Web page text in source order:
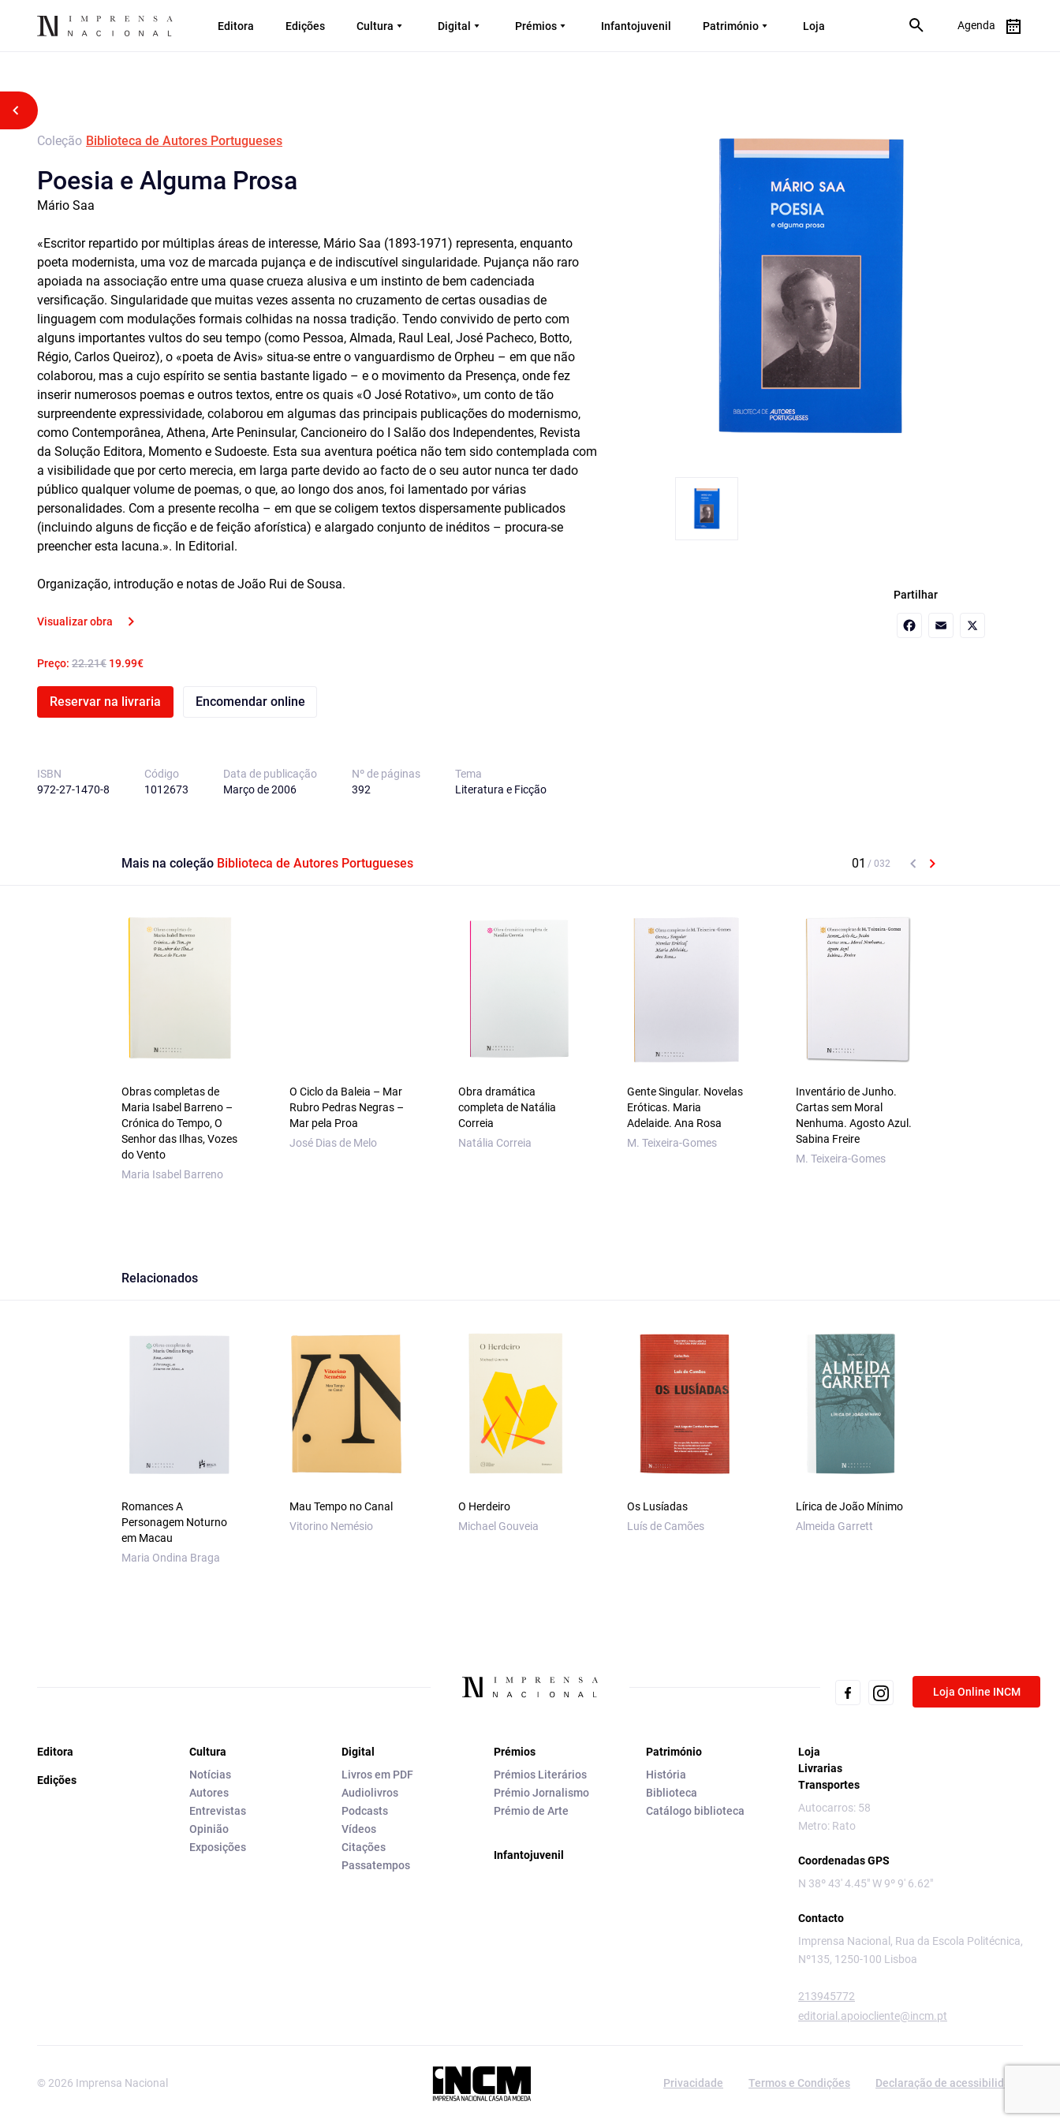
Editora Edições Cultura Digital Prémios Infantojuvenil Património Loja Agenda
Voltar atrás
Coleção Biblioteca de Autores Portugueses
Poesia e Alguma Prosa
Mário Saa
«Escritor repartido por múltiplas áreas de interesse, Mário Saa (1893-1971) representa, enquanto
poeta modernista, uma voz de marcada pujança e de indiscutível singularidade. Pujança não raro
apoiada na associação entre uma quase crueza alusiva e um instinto de bem cadenciada
versificação. Singularidade que muitas vezes assenta no cruzamento de certas ousadias de
linguagem com modulações formais colhidas na nossa tradição. Tendo convivido de perto com
alguns importantes vultos do seu tempo (como Pessoa, Almada, Raul Leal, José Pacheco, Botto,
Régio, Carlos Queiroz), o «poeta de Avis» situa-se entre o vanguardismo de Orpheu – em que não
colaborou, mas a cujo espírito se sentia bastante ligado – e o movimento da Presença, onde fez
inserir numerosos poemas e outros textos, entre os quais «O José Rotativo», um conto de tão
surpreendente expressividade, colaborou em algumas das principais publicações do modernismo,
como Contemporânea, Athena, Arte Peninsular, Cancioneiro do I Salão dos Independentes, Revista
da Solução Editora, Momento e Sudoeste. Esta sua aventura poética não tem sido contemplada com
a visibilidade que por certo merecia, em larga parte devido ao facto de o seu autor nunca ter dado
público qualquer volume de poemas, o que, ao longo dos anos, foi lamentado por várias
personalidades. Com a presente recolha – em que se coligem textos dispersamente publicados
(incluindo alguns de ficção e de feição aforística) e alargado conjunto de inéditos – procura-se
preencher esta lacuna.». In Editorial.
Organização, introdução e notas de João Rui de Sousa.
Visualizar obra
Preço: 22.21€ 19.99€
Reservar na livraria Encomendar online
Partilhar
ISBN
972-27-1470-8
Código
1012673
Data de publicação
Março de 2006
Nº de páginas
392
Tema
Literatura e Ficção
Mais na coleção Biblioteca de Autores Portugueses
Obras completas de
Maria Isabel Barreno –
Crónica do Tempo, O
Senhor das Ilhas, Vozes
do Vento
Maria Isabel Barreno
O Ciclo da Baleia – Mar
Rubro Pedras Negras –
Mar pela Proa
José Dias de Melo
Obra dramática
completa de Natália
Correia
Natália Correia
Gente Singular. Novelas
Eróticas. Maria
Adelaide. Ana Rosa
M. Teixeira-Gomes
Inventário de Junho.
Cartas sem Moral
Nenhuma. Agosto Azul.
Sabina Freire
M. Teixeira-Gomes
Relacionados
Romances A
Personagem Noturno
em Macau
Maria Ondina Braga
Mau Tempo no Canal
Vitorino Nemésio
O Herdeiro
Michael Gouveia
Os Lusíadas
Luís de Camões
Lírica de João Mínimo
Almeida Garrett
Loja Online INCM
Editora
Edições
Cultura
Notícias
Autores
Entrevistas
Opinião
Exposições
Digital
Livros em PDF
Audiolivros
Podcasts
Vídeos
Citações
Passatempos
Prémios
Prémios Literários
Prémio Jornalismo
Prémio de Arte
Infantojuvenil
Património
História
Biblioteca
Catálogo biblioteca
Loja
Livrarias
Transportes
Autocarros: 58
Metro: Rato
Coordenadas GPS
N 38º 43' 4.45" W 9º 9' 6.62"
Contacto
Imprensa Nacional, Rua da Escola Politécnica,
Nº135, 1250-100 Lisboa
213945772
editorial.apoiocliente@incm.pt
© 2026 Imprensa Nacional Privacidade Termos e Condições Declaração de acessibilidade